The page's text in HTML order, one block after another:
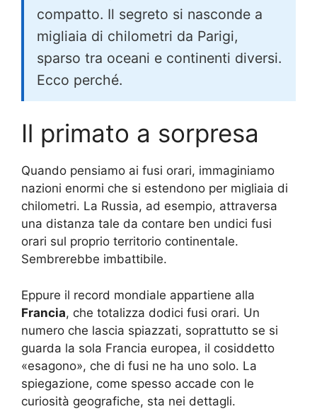
compatto. Il segreto si nasconde a
migliaia di chilometri da Parigi,
sparso tra oceani e continenti diversi.
Ecco perché.
Il primato a sorpresa
Quando pensiamo ai fusi orari, immaginiamo
nazioni enormi che si estendono per migliaia di
chilometri. La Russia, ad esempio, attraversa
una distanza tale da contare ben undici fusi
orari sul proprio territorio continentale.
Sembrerebbe imbattibile.
Eppure il record mondiale appartiene alla
Francia, che totalizza dodici fusi orari. Un
numero che lascia spiazzati, soprattutto se si
guarda la sola Francia europea, il cosiddetto
«esagono», che di fusi ne ha uno solo. La
spiegazione, come spesso accade con le
curiosità geografiche, sta nei dettagli.